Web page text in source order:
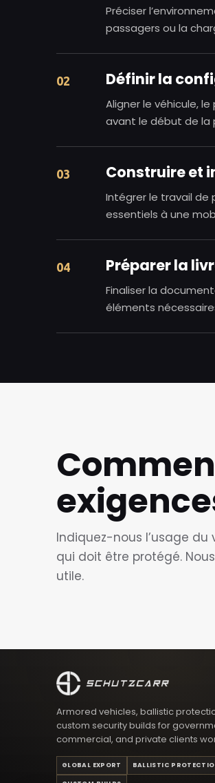
Préciser
passagers ou la
02 Définir la
Aligner le véhicule,
avant le début de la
03 Construire et
Intégrer le travail de
essentiels à une
04 Préparer la
Finaliser la
éléments
Indiquez-nous l’usage
qui doit être protégé.
utile.
Armored vehicles, ballistic
custom security builds for
commercial, and private clients
GLOBAL EXPORT BALLISTIC